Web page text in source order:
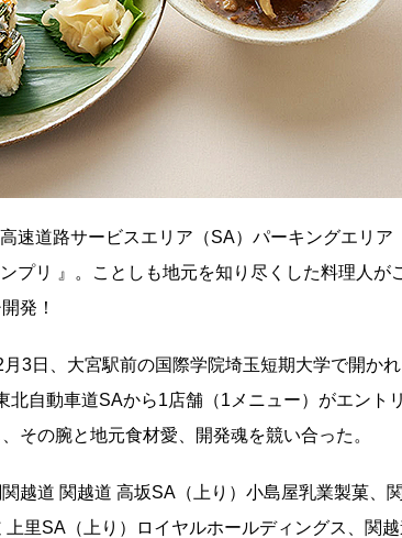
速道路サービスエリア（SA）パーキングエリア
プリ 』。ことしも地元を知り尽くした料理人が
発！
3日、大宮駅前の国際学院埼玉短期大学で開か
北自動車道SAから1店舗（1メニュー）がエント
その腕と地元食材愛、開発魂を競い合った。
越道 関越道 高坂SA（上り）小島屋乳業製菓、
里SA（上り）ロイヤルホールディングス、関